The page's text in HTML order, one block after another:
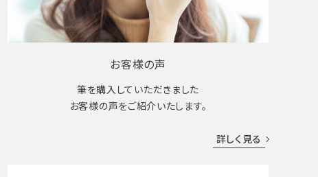
お客様の声
筆を購入していただきました
お客様の声をご紹介いたします。
詳しく見る